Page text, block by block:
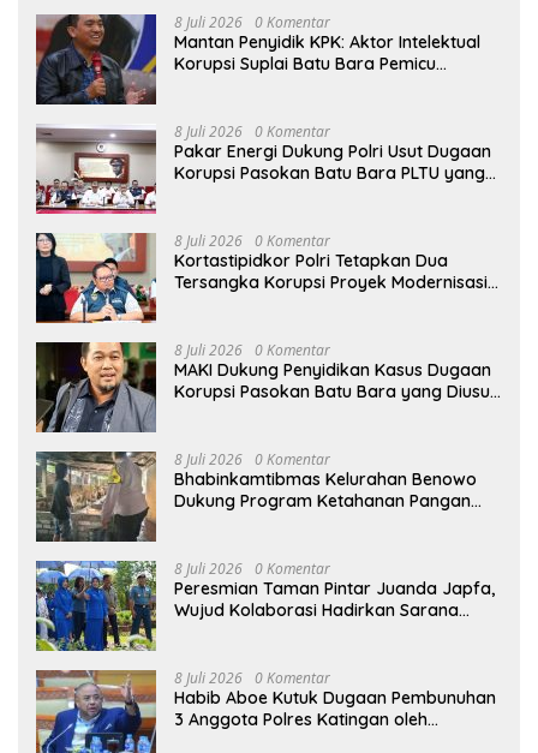
8 Juli 2026 0 Komentar
Mantan Penyidik KPK: Aktor Intelektual
Korupsi Suplai Batu Bara Pemicu
8 Juli 2026 0 Komentar
Pakar Energi Dukung Polri Usut Dugaan
Korupsi Pasokan Batu Bara PLTU yang
8 Juli 2026 0 Komentar
Kortastipidkor Polri Tetapkan Dua
Tersangka Korupsi Proyek Modernisasi
8 Juli 2026 0 Komentar
MAKI Dukung Penyidikan Kasus Dugaan
Korupsi Pasokan Batu Bara yang Diusut
8 Juli 2026 0 Komentar
Bhabinkamtibmas Kelurahan Benowo
Dukung Program Ketahanan Pangan
8 Juli 2026 0 Komentar
Peresmian Taman Pintar Juanda Japfa,
Wujud Kolaborasi Hadirkan Sarana
8 Juli 2026 0 Komentar
Habib Aboe Kutuk Dugaan Pembunuhan
3 Anggota Polres Katingan oleh